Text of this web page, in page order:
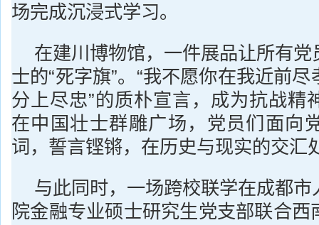
场完成沉浸式学习。
在建川博物馆，一件展品让所有
士的“死字旗”。“我不愿你在我近前
分上尽忠”的质朴宣言，成为抗战精
在中国壮士群雕广场，党员们面向
词，誓言铿锵，在历史与现实的交汇
与此同时，一场跨校联学在成都
院金融专业硕士研究生党支部联合西